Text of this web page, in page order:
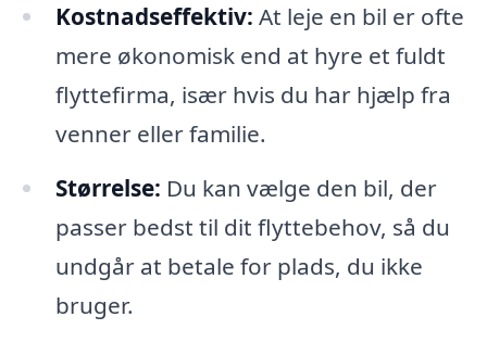
Kostnadseffektiv: At leje en bil er ofte
mere økonomisk end at hyre et fuldt
flyttefirma, især hvis du har hjælp fra
venner eller familie.
Størrelse: Du kan vælge den bil, der
passer bedst til dit flyttebehov, så du
undgår at betale for plads, du ikke
bruger.